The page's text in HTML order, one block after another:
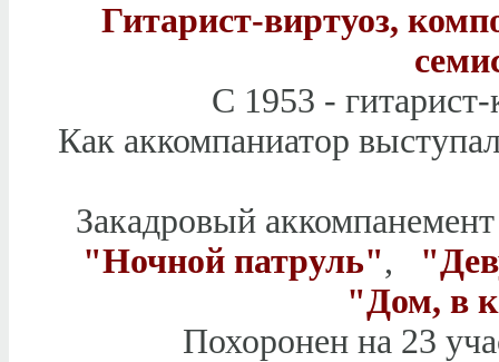
Гитарист-виртуоз,
С 1953 -
Как аккомпаниатор
Закадровый
"Ночной патруль",
"Дом, в
Похоронен на 23